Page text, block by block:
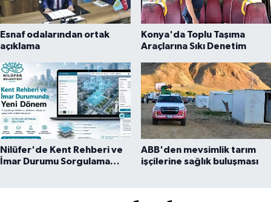
Esnaf odalarından ortak
açıklama
Konya'da Toplu Taşıma
Araçlarına Sıkı Denetim
Nilüfer'de Kent Rehberi ve
İmar Durumu Sorgulama
ABB'den mevsimlik tarım
işçilerine sağlık buluşması